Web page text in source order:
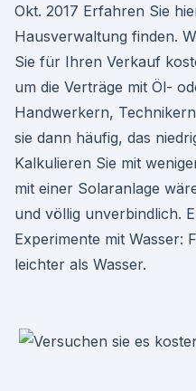
Okt. 2017 Erfahren Sie
Hausverwaltung finden.
Sie für Ihren Verkauf
um die Verträge mit Öl-
Handwerkern,
sie dann häufig, das
Kalkulieren Sie mit
mit einer Solaranlage
und völlig unverbindlich.
Experimente mit Wasser:
leichter als Wasser.